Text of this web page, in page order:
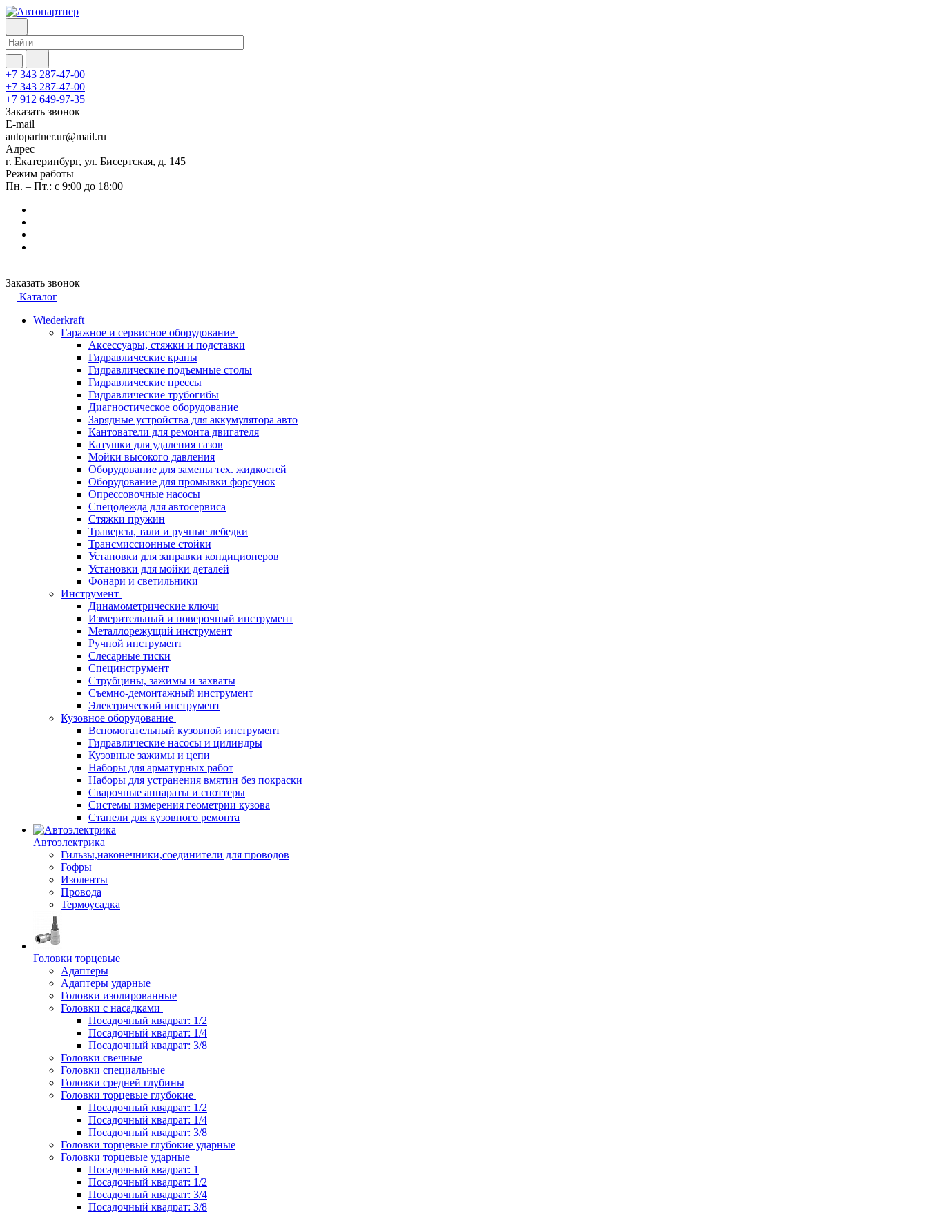
+7 343 287-47-00
+7 343 287-47-00
+7 912 649-97-35
Заказать звонок
E-mail
autopartner.ur@mail.ru
Адрес
г. Екатеринбург, ул. Бисертская, д. 145
Режим работы
Пн. – Пт.: с 9:00 до 18:00
Заказать звонок
Каталог
Wiederkraft
Гаражное и сервисное оборудование
Аксессуары, стяжки и подставки
Гидравлические краны
Гидравлические подъемные столы
Гидравлические прессы
Гидравлические трубогибы
Диагностическое оборудование
Зарядные устройства для аккумулятора авто
Кантователи для ремонта двигателя
Катушки для удаления газов
Мойки высокого давления
Оборудование для замены тех. жидкостей
Оборудование для промывки форсунок
Опрессовочные насосы
Спецодежда для автосервиса
Стяжки пружин
Траверсы, тали и ручные лебедки
Трансмиссионные стойки
Установки для заправки кондиционеров
Установки для мойки деталей
Фонари и светильники
Инструмент
Динамометрические ключи
Измерительный и поверочный инструмент
Металлорежущий инструмент
Ручной инструмент
Слесарные тиски
Специнструмент
Струбцины, зажимы и захваты
Съемно-демонтажный инструмент
Электрический инструмент
Кузовное оборудование
Вспомогательный кузовной инструмент
Гидравлические насосы и цилиндры
Кузовные зажимы и цепи
Наборы для арматурных работ
Наборы для устранения вмятин без покраски
Сварочные аппараты и споттеры
Системы измерения геометрии кузова
Стапели для кузовного ремонта
Автоэлектрика
Гильзы,наконечники,соединители для проводов
Гофры
Изоленты
Провода
Термоусадка
Головки торцевые
Адаптеры
Адаптеры ударные
Головки изолированные
Головки с насадками
Посадочный квадрат: 1/2
Посадочный квадрат: 1/4
Посадочный квадрат: 3/8
Головки свечные
Головки специальные
Головки средней глубины
Головки торцевые глубокие
Посадочный квадрат: 1/2
Посадочный квадрат: 1/4
Посадочный квадрат: 3/8
Головки торцевые глубокие ударные
Головки торцевые ударные
Посадочный квадрат: 1
Посадочный квадрат: 1/2
Посадочный квадрат: 3/4
Посадочный квадрат: 3/8